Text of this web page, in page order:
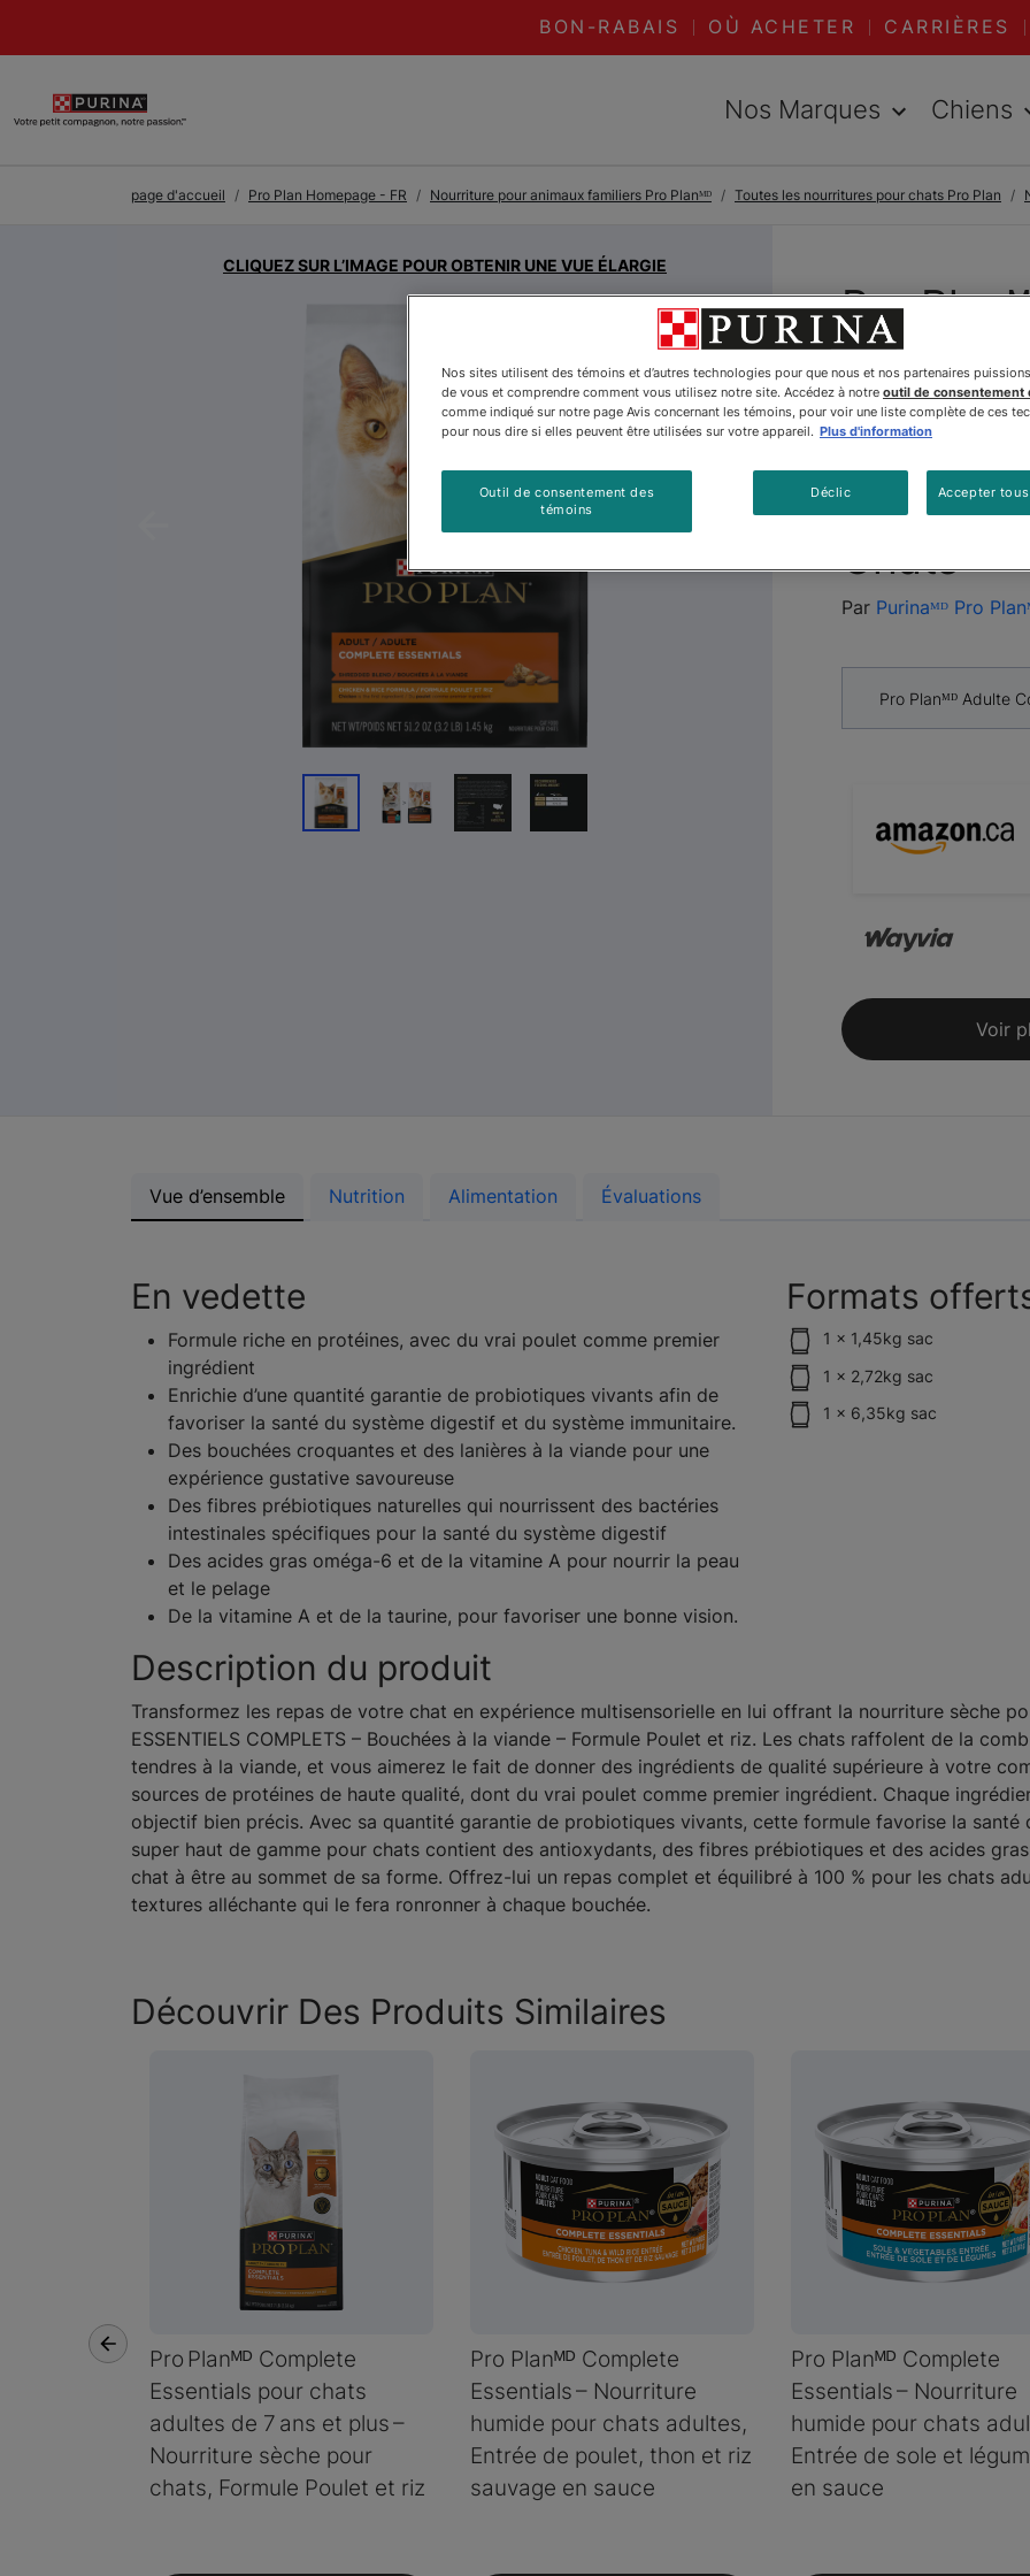
BON-RABAIS OÙ ACHETER CARRIÈRES
Nos Marques Chiens
page d'accueil Pro Plan Homepage - FR Nourriture pour animaux familiers Pro Planᴹᴰ Toutes les nourritures pour chats Pro Plan
CLIQUEZ SUR L’IMAGE POUR OBTENIR UNE VUE ÉLARGIE
Pro
Formule
Chats
Par Purinaᴹᴰ Pro
Pro Planᴹᴰ Adulte
Voir
Vue d’ensemble Nutrition Alimentation Évaluations
En vedette
Formule riche en protéines, avec du vrai poulet comme premier
ingrédient
Enrichie d’une quantité garantie de probiotiques vivants afin de
favoriser la santé du système digestif et du système immunitaire.
Des bouchées croquantes et des lanières à la viande pour une
expérience gustative savoureuse
Des fibres prébiotiques naturelles qui nourrissent des bactéries
intestinales spécifiques pour la santé du système digestif
Des acides gras oméga-6 et de la vitamine A pour nourrir la peau
et le pelage
De la vitamine A et de la taurine, pour favoriser une bonne vision.
Formats
1 x 1,45kg sac
1 x 2,72kg sac
1 x 6,35kg sac
Description du produit
Transformez les repas de votre chat en expérience multisensorielle en lui offrant la nourriture sèche
ESSENTIELS COMPLETS – Bouchées à la viande – Formule Poulet et riz. Les chats raffolent de la
tendres à la viande, et vous aimerez le fait de donner des ingrédients de qualité supérieure à votre
sources de protéines de haute qualité, dont du vrai poulet comme premier ingrédient. Chaque
objectif bien précis. Avec sa quantité garantie de probiotiques vivants, cette formule favorise la
super haut de gamme pour chats contient des antioxydants, des fibres prébiotiques et des acides
chat à être au sommet de sa forme. Offrez-lui un repas complet et équilibré à 100 % pour les chats
textures alléchante qui le fera ronronner à chaque bouchée.
Découvrir Des Produits Similaires
Pro Planᴹᴰ Complete
Essentials pour chats
adultes de 7 ans et plus –
Nourriture sèche pour
chats, Formule Poulet et riz
Pro Planᴹᴰ Complete
Essentials – Nourriture
humide pour chats adultes,
Entrée de poulet, thon et riz
sauvage en sauce
Pro Planᴹᴰ Complete
Essentials – Nourriture
humide pour chats
Entrée de sole et
en sauce
Nos sites utilisent des témoins et d’autres technologies pour que nous et nos partenaires
de vous et comprendre comment vous utilisez notre site. Accédez à notre outil de consentement
comme indiqué sur notre page Avis concernant les témoins, pour voir une liste complète de ces
pour nous dire si elles peuvent être utilisées sur votre appareil. Plus d'information
Déclic Accepter
Outil de consentement des
témoins